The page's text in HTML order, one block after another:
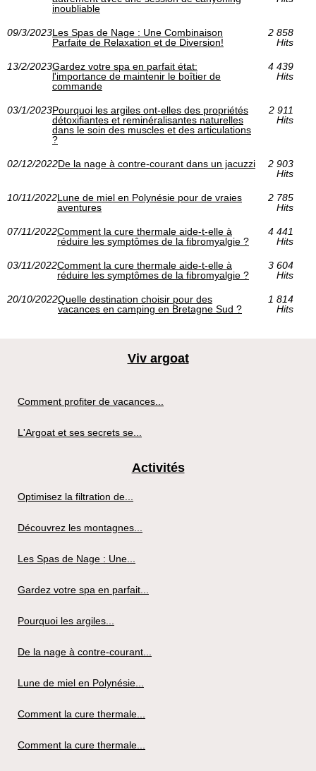
inoubliable
09/3/2023Les Spas de Nage : Une Combinaison
Parfaite de Relaxation et de Diversion!
2 858
Hits
13/2/2023Gardez votre spa en parfait état:
l'importance de maintenir le boîtier de
commande
4 439
Hits
03/1/2023Pourquoi les argiles ont-elles des propriétés
détoxifiantes et reminéralisantes naturelles
dans le soin des muscles et des articulations
?
2 911
Hits
02/12/2022De la nage à contre-courant dans un jacuzzi
2 903
Hits
10/11/2022Lune de miel en Polynésie pour de vraies
aventures
2 785
Hits
07/11/2022Comment la cure thermale aide-t-elle à
réduire les symptômes de la fibromyalgie ?
4 441
Hits
03/11/2022Comment la cure thermale aide-t-elle à
réduire les symptômes de la fibromyalgie ?
3 604
Hits
20/10/2022Quelle destination choisir pour des
vacances en camping en Bretagne Sud ?
1 814
Hits
Viv argoat
Comment profiter de vacances...
L'Argoat et ses secrets se...
Activités
Optimisez la filtration de...
Découvrez les montagnes...
Les Spas de Nage : Une...
Gardez votre spa en parfait...
Pourquoi les argiles...
De la nage à contre-courant...
Lune de miel en Polynésie...
Comment la cure thermale...
Comment la cure thermale...